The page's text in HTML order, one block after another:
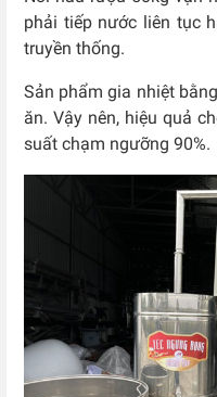
phải tiếp nước liên tục
truyền thống.
Sản phẩm gia nhiệt
ăn. Vậy nên, hiệu quả
suất chạm ngưỡng 90%.